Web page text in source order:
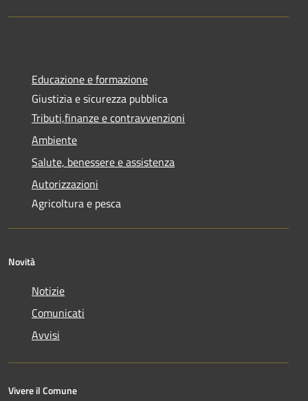
Educazione e formazione
Giustizia e sicurezza pubblica
Tributi,finanze e contravvenzioni
Ambiente
Salute, benessere e assistenza
Autorizzazioni
Agricoltura e pesca
Novità
Notizie
Comunicati
Avvisi
Vivere il Comune